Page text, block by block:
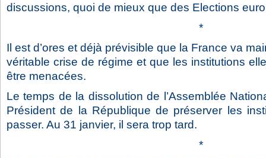
discussions, quoi de mieux que des Elections
*
Il est d’ores et déjà prévisible que la France va
véritable crise de régime et que les institutions
être menacées.
Le temps de la dissolution de l’Assemblée
Président de la République de préserver les
passer. Au 31 janvier, il sera trop tard.
*